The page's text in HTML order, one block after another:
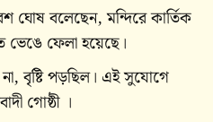
ঘোষ বলেছেন, মন্দিরে কার্তিক
ভেঙে ফেলা হয়েছে।
বৃষ্টি পড়ছিল। এই সুযোগে
গোষ্ঠী ।